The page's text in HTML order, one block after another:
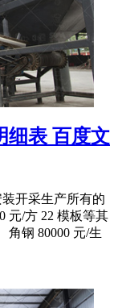
细表 百度文
开采生产所有的
元/方 22 模板等其
角钢 80000 元/生